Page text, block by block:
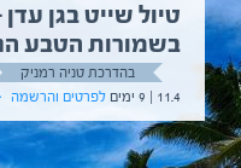
טיול שייט בגן
בשמורות הטבע
בהדרכת טניה רמניק
11.4 | 9 ימים
לפרטים והרשמה